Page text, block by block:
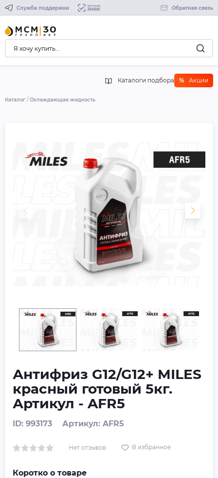
Служба поддержки Обратная связь
Каталоги подбора % Акции
Каталог Охлаждающая жидкость
Антифриз G12/G12+ MILES
красный готовый 5кг.
Артикул - AFR5
ID: 993173 Артикул: AFR5
Нет отзывов В избранное
Коротко о товаре